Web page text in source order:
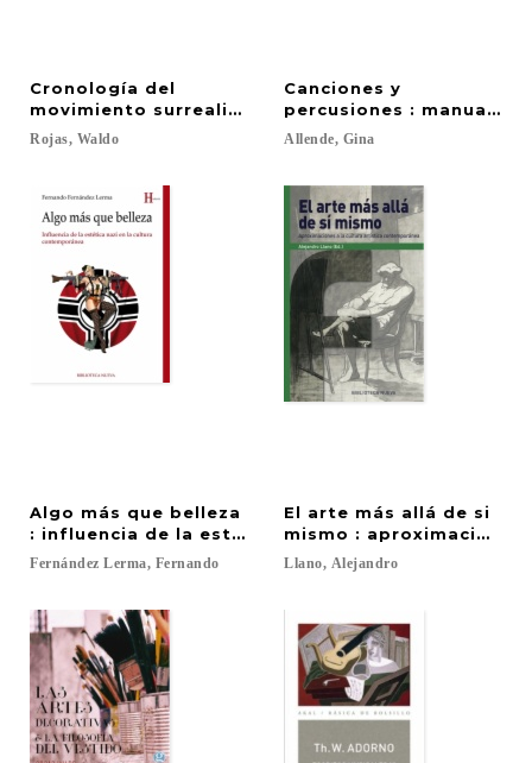
Cronología del
movimiento surrealista : Síntesis comentada
Rojas, Waldo
Canciones y
percusiones : manual
Allende, Gina
Algo más que belleza
: influencia de la estética nazi en la cultura
Fernández Lerma, Fernando
El arte más allá de si
mismo :
Llano, Alejandro